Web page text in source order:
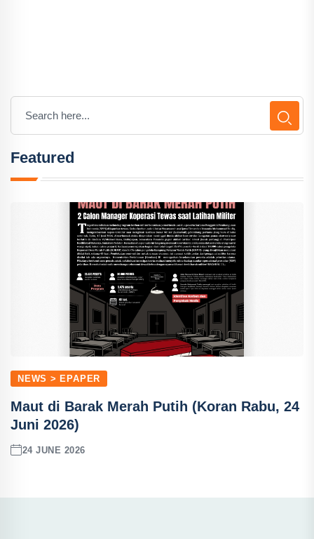
Featured
NEWS > EPAPER
Maut di Barak Merah Putih (Koran Rabu, 24
Juni 2026)
24 JUNE 2026